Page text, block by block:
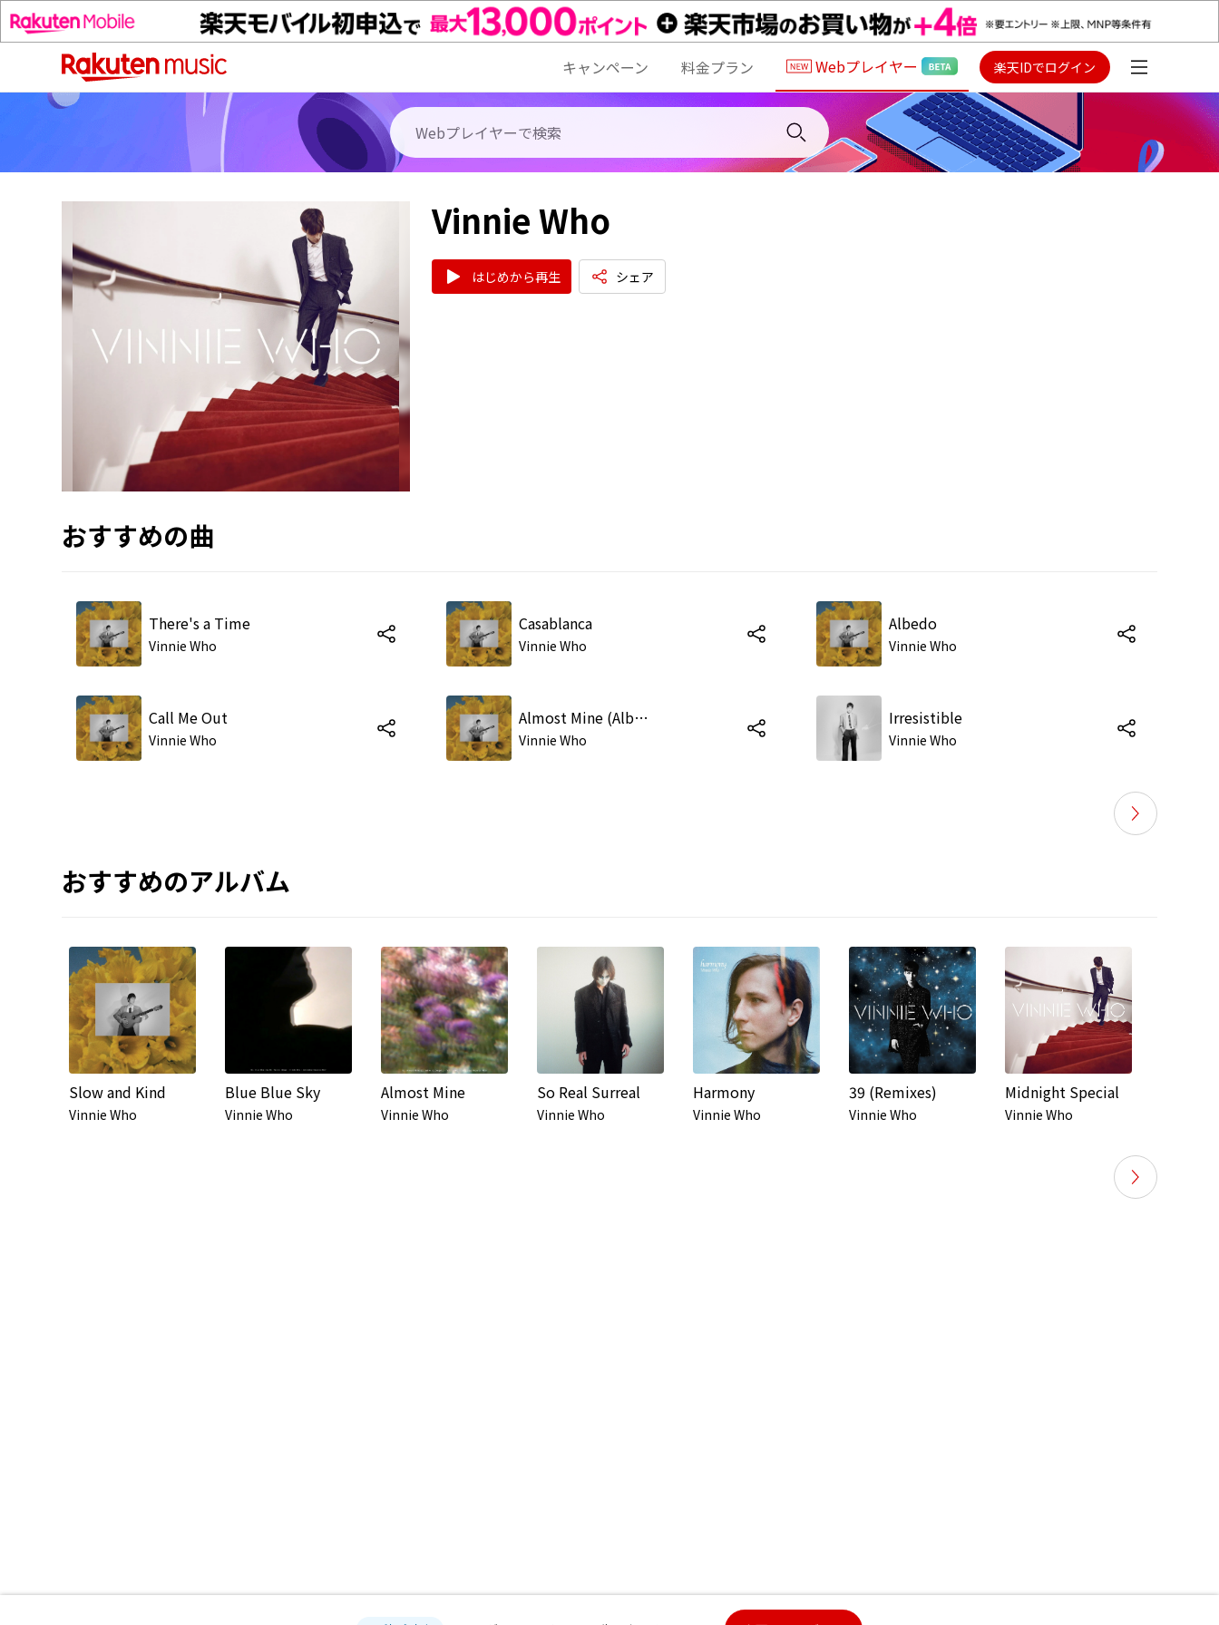
キャンペーン 料金プラン Webプレイヤー 楽天IDでログイン
Vinnie Who
はじめから再生 シェア
おすすめの曲
There's a Time
Vinnie Who
Call Me Out
Vinnie Who
Casablanca
Vinnie Who
Almost Mine (Album)
Vinnie Who
Albedo
Vinnie Who
Irresistible
Vinnie Who
おすすめのアルバム
Slow and Kind
Vinnie Who
Blue Blue Sky
Vinnie Who
Almost Mine
Vinnie Who
So Real Surreal
Vinnie Who
Harmony
Vinnie Who
39 (Remixes)
Vinnie Who
Midnight Special
Vinnie Who